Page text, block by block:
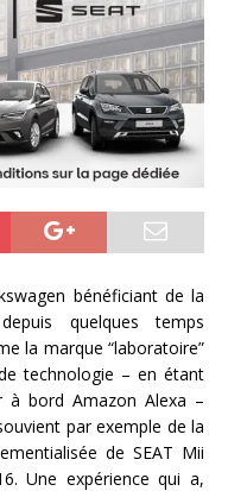
bénéficiant de la
quelques temps
la marque “laboratoire”
technologie – en étant
à bord Amazon Alexa –
par exemple de la
de SEAT Mii
Une expérience qui a,